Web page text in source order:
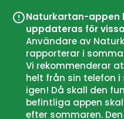
Naturkartan-appen
uppdateras för
Användare av
rapporterar i
Vi rekommenderar
helt från sin telefon
igen! Då skall den
befintliga appen
efter sommaren.